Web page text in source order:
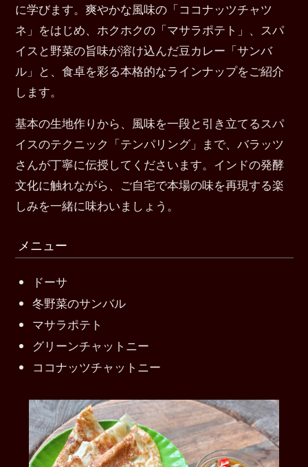
に学びます。爽やかな風味の「ココナッツチャツ
ネ」をはじめ、ホクホクの「マサラポテト」、スパ
イスと野菜の旨味が溶け込んだ豆カレー「サンバ
ル」と、食卓を彩る本格的なラインナップをご紹介
します。
基本の生地作りから、風味を一段と引き立てるスパ
イスのテクニック「テンパリング」まで、バラッツ
さんが丁寧に伝授してくださいます。インドの発酵
文化に触れながら、ご自宅で本場の味を再現する楽
しみを一緒に味わいましょう。
メニュー
ドーサ
冬野菜のサンバル
マサラポテト
グリーンチャットニー
ココナッツチャットニー